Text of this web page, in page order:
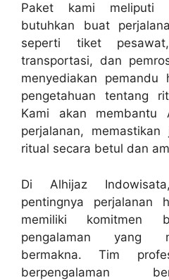
Paket kami meliputi
butuhkan buat
seperti tiket
transportasi, dan
menyediakan pemandu
pengetahuan tentang
Kami akan membantu
perjalanan,
ritual secara betul dan
Di Alhijaz
pentingnya perjalanan
memiliki komitmen
pengalaman yang
bermakna. Tim
berpengalaman